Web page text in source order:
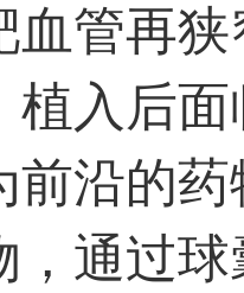
血管再
植入后
前沿的
，通过